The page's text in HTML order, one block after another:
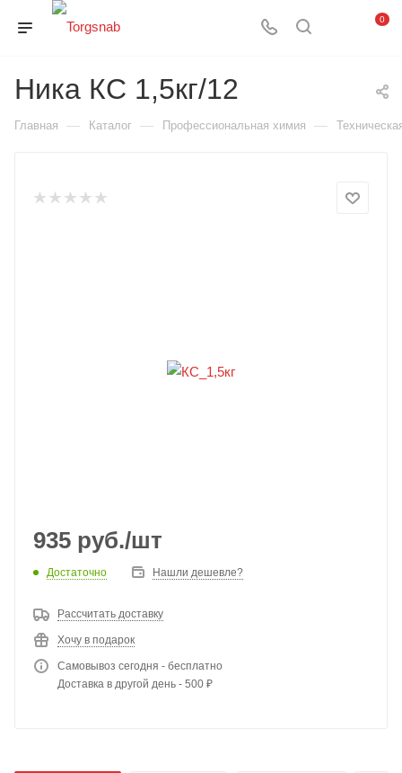
0
Ника КС 1,5кг/12
Главная — Каталог — Профессиональная химия —
935 руб./шт
Достаточно Нашли дешевле?
Рассчитать доставку
Хочу в подарок
Самовывоз сегодня - бесплатно
Доставка в другой день - 500 ₽